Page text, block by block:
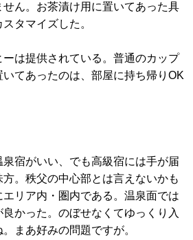
せん。お茶漬け用に置いてあった具
タマイズした。
ーは提供されている。普通のカップ
てあったのは、部屋に持ち帰りOK
宿がいい、でも高級宿には手が届
。秩父の中心部とは言えないかも
エリア内・圏内である。温泉面では
かった。のぼせなくてゆっくり入
まあ好みの問題ですが。